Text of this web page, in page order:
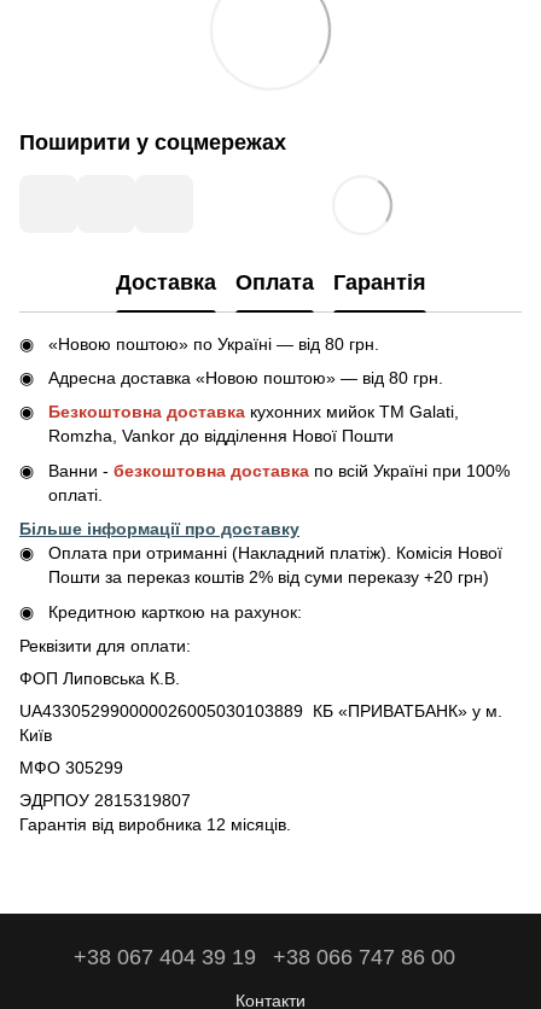
Поширити у соцмережах
Доставка Оплата Гарантія
«Новою поштою» по Україні — від 80 грн.
Адресна доставка «Новою поштою» — від 80 грн.
Безкоштовна доставка кухонних мийок ТМ Galati,
Romzha, Vankor до відділення Нової Пошти
Ванни - безкоштовна доставка по всій Україні при 100%
оплаті.
Більше інформації про доставку
Оплата при отриманні (Накладний платіж). Комісія Нової
Пошти за переказ коштів 2% від суми переказу +20 грн)
Кредитною карткою на рахунок:
Реквізити для оплати:
ФОП Липовська К.В.
UA433052990000026005030103889 КБ «ПРИВАТБАНК» у м.
Київ
МФО 305299
ЭДРПОУ 2815319807
Гарантія від виробника 12 місяців.
+38 067 404 39 19 +38 066 747 86 00
Контакти